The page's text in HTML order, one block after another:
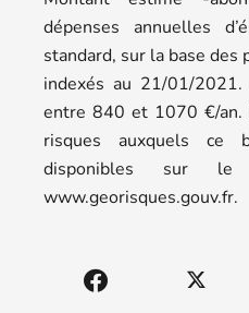
dépenses annuelles
standard, sur la base des
indexés au 21/01/2021.
entre 840 et 1070 €/an.
risques auxquels ce
disponibles sur
www.georisques.gouv.fr.